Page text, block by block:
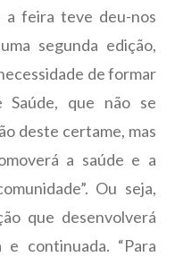
a feira teve deu-nos
segunda edição,
de formar
Saúde, que não se
deste certame, mas
a saúde e a
Ou seja,
que desenvolverá
e continuada. “Para